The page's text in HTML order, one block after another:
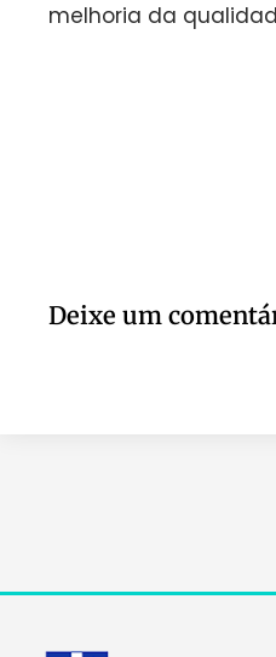
melhoria da
Deixe um